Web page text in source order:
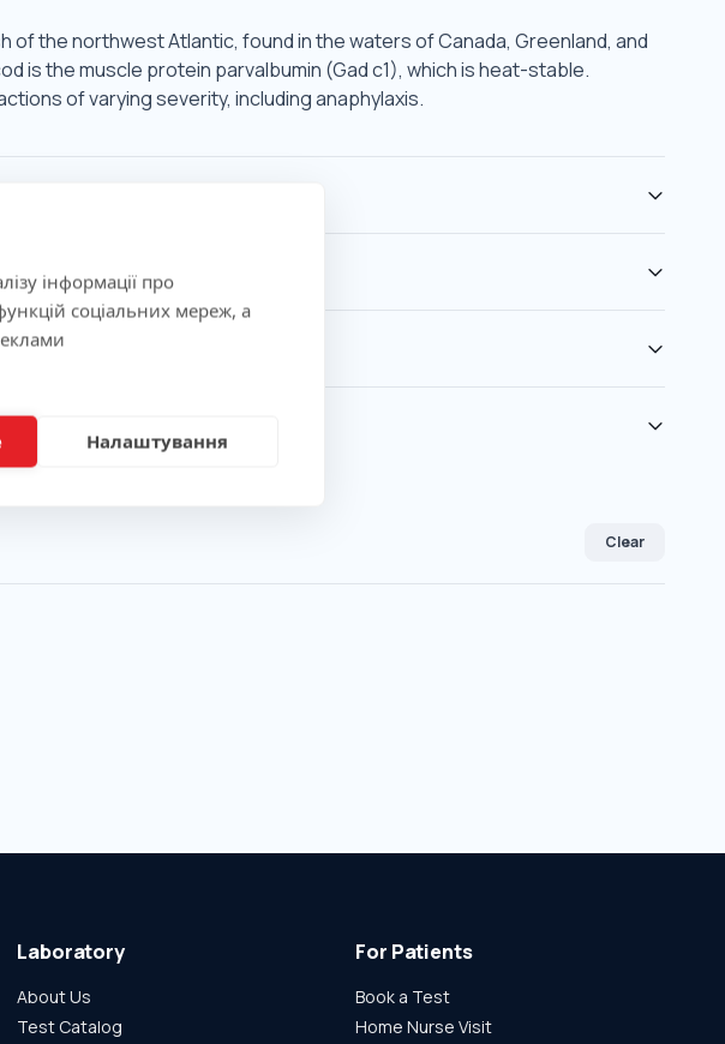
інформації про
соціальних мереж, а
Налаштування
of the northwest Atlantic, found in the waters of Canada, Greenland, and
is the muscle protein parvalbumin (Gad c1), which is heat-stable.
of varying severity, including anaphylaxis.
Clear
Laboratory
About Us
Test Catalog
For Patients
Book a Test
Home Nurse Visit